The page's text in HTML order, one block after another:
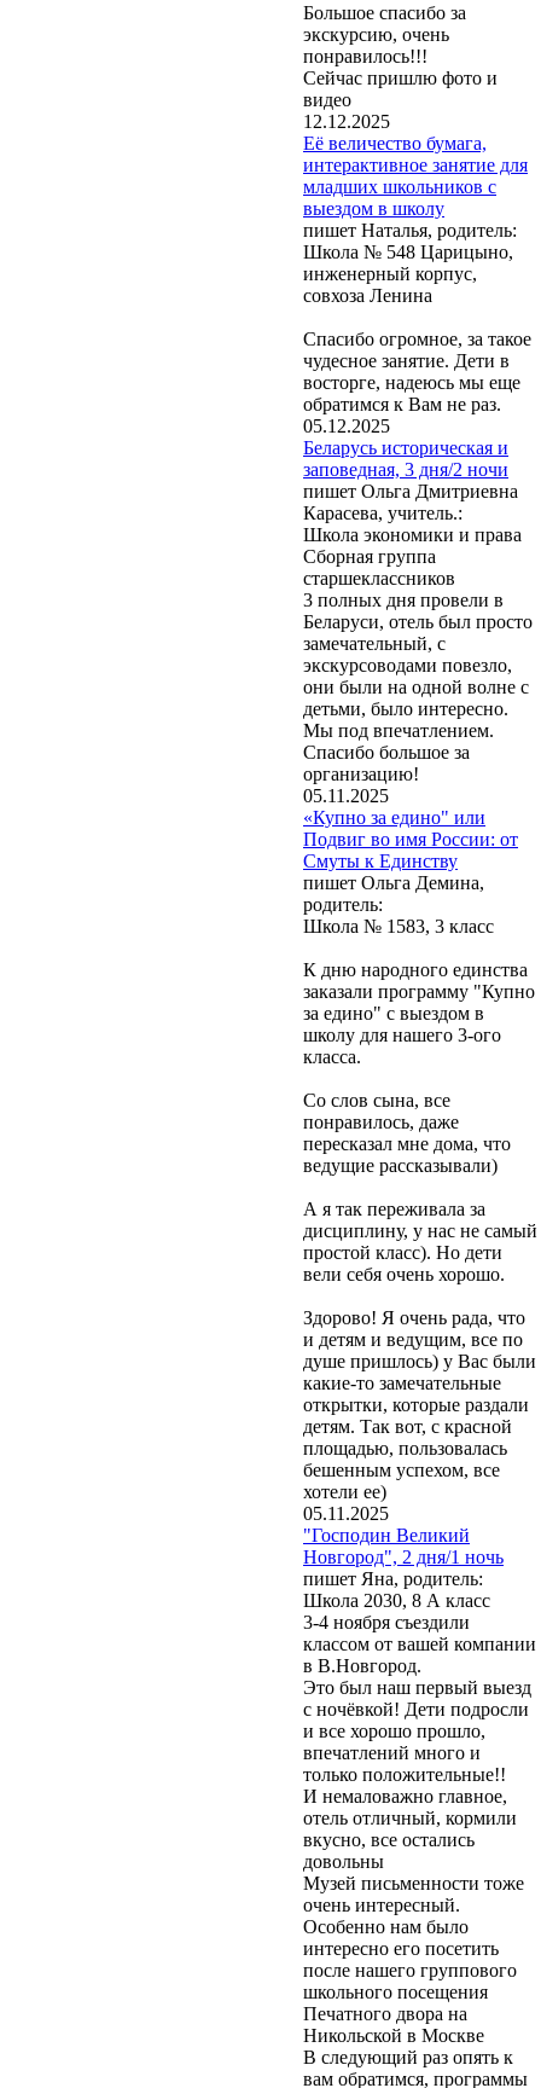
Большое спасибо за
экскурсию, очень
понравилось!!!
Сейчас пришлю фото и
видео
12.12.2025
Её величество бумага,
интерактивное занятие для
младших школьников с
выездом в школу
пишет Наталья, родитель:
Школа № 548 Царицыно,
инженерный корпус,
совхоза Ленина
Спасибо огромное, за такое
чудесное занятие. Дети в
восторге, надеюсь мы еще
обратимся к Вам не раз.
05.12.2025
Беларусь историческая и
заповедная, 3 дня/2 ночи
пишет Ольга Дмитриевна
Карасева, учитель.:
Школа экономики и права
Сборная группа
старшеклассников
3 полных дня провели в
Беларуси, отель был просто
замечательный, с
экскурсоводами повезло,
они были на одной волне с
детьми, было интересно.
Мы под впечатлением.
Спасибо большое за
организацию!
05.11.2025
«Купно за едино" или
Подвиг во имя России: от
Смуты к Единству
пишет Ольга Демина,
родитель:
Школа № 1583, 3 класс
К дню народного единства
заказали программу "Купно
за едино" с выездом в
школу для нашего 3-ого
класса.
Со слов сына, все
понравилось, даже
пересказал мне дома, что
ведущие рассказывали)
А я так переживала за
дисциплину, у нас не самый
простой класс). Но дети
вели себя очень хорошо.
Здорово! Я очень рада, что
и детям и ведущим, все по
душе пришлось) у Вас были
какие-то замечательные
открытки, которые раздали
детям. Так вот, с красной
площадью, пользовалась
бешенным успехом, все
хотели ее)
05.11.2025
"Господин Великий
Новгород", 2 дня/1 ночь
пишет Яна, родитель:
Школа 2030, 8 А класс
3-4 ноября съездили
классом от вашей компании
в В.Новгород.
Это был наш первый выезд
с ночёвкой! Дети подросли
и все хорошо прошло,
впечатлений много и
только положительные!!
И немаловажно главное,
отель отличный, кормили
вкусно, все остались
довольны
Музей письменности тоже
очень интересный.
Особенно нам было
интересно его посетить
после нашего группового
школьного посещения
Печатного двора на
Никольской в Москве
В следующий раз опять к
вам обратимся, программы